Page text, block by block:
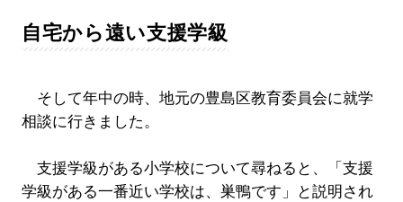
自宅から遠い支援学級
そして年中の時、地元の豊島区教育委員会に就学
相談に行きました。
支援学級がある小学校について尋ねると、「支援
学級がある一番近い学校は、巣鴨です」と説明され